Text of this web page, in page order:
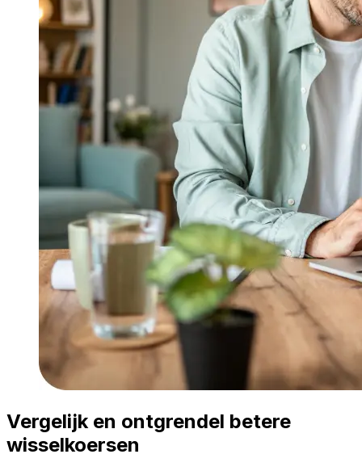
Vergelijk en ontgrendel betere
wisselkoersen